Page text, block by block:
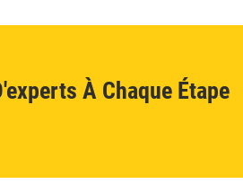
À Chaque Étape